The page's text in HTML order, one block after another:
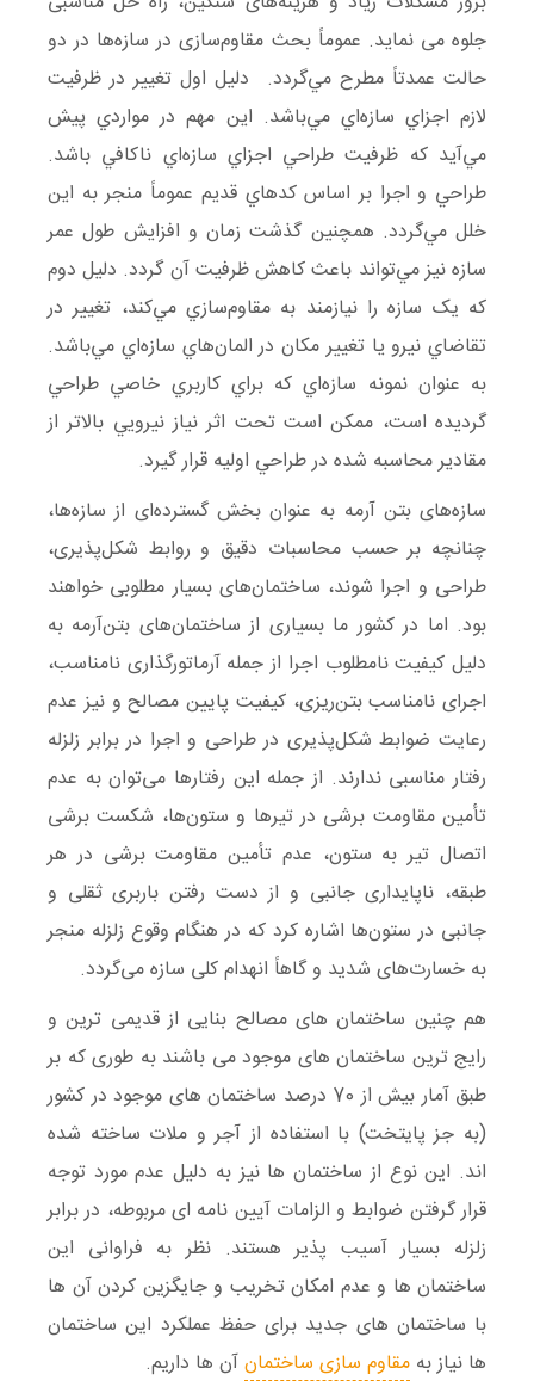
جلوه می نمايد. عموماً بحث مقاوم‌سازی در سازه‌ها در دو
حالت عمدتاً مطرح مي‌گردد. دليل اول تغيير در ظرفيت
لازم اجزاي سازه‌اي مي‌باشد. اين مهم در مواردي پيش
مي‌آيد كه ظرفيت طراحي اجزاي سازه‌اي ناكافي باشد.
طراحي و اجرا بر اساس كدهاي قديم عموماً منجر به اين
خلل مي‌گردد. همچنين گذشت زمان و افزايش طول عمر
سازه نيز مي‌تواند باعث كاهش ظرفيت آن گردد. دليل دوم
كه یک سازه را نيازمند به مقاوم‌سازي مي‌كند، تغيير در
تقاضاي نيرو يا تغيير مكان در المان‌هاي سازه‌اي مي‌باشد.
به عنوان نمونه سازه‌اي كه براي كاربري خاصي طراحي
گرديده است، ممكن است تحت اثر نياز نيرويي بالاتر از
مقادير محاسبه شده در طراحي اوليه قرار گيرد.
سازه‌های بتن آرمه به عنوان بخش گسترده‌ای از سازه‌ها،
چنانچه بر حسب محاسبات دقیق و روابط شکل‌پذیری،
طراحی و اجرا شوند، ساختمان‌های بسیار مطلوبی خواهند
بود. اما در کشور ما بسیاری از ساختمان‌های بتن‌آرمه به
دلیل کیفیت نامطلوب اجرا از جمله آرماتورگذاری نامناسب،
اجرای نامناسب بتن‌ریزی، کیفیت پایین مصالح و نیز عدم
رعایت ضوابط شکل‌پذیری در طراحی و اجرا در برابر زلزله
رفتار مناسبی ندارند. از جمله این رفتارها می‌توان به عدم
تأمین مقاومت برشی در تیرها و ستون‌ها، شکست برشی
اتصال تیر به ستون، عدم تأمین مقاومت برشی در هر
طبقه، ناپایداری جانبی و از دست رفتن باربری ثقلی و
جانبی در ستون‌ها اشاره کرد که در هنگام وقوع زلزله منجر
به خسارت‌های شدید و گاهاً انهدام کلی سازه می‌گردد.
هم چنین ساختمان های مصالح بنایی از قدیمی ترین و
رایج ترین ساختمان های موجود می باشند به طوری که بر
طبق آمار بیش از 70 درصد ساختمان های موجود در کشور
(به جز پایتخت) با استفاده از آجر و ملات ساخته شده
اند. این نوع از ساختمان ها نیز به دلیل عدم مورد توجه
قرار گرفتن ضوابط و الزامات آیین نامه ای مربوطه، در برابر
زلزله بسیار آسیب پذیر هستند. نظر به فراوانی این
ساختمان ها و عدم امکان تخریب و جایگزین کردن آن ها
با ساختمان های جدید برای حفظ عملکرد این ساختمان
ها نیاز به مقاوم سازی ساختمانآن ها داریم.